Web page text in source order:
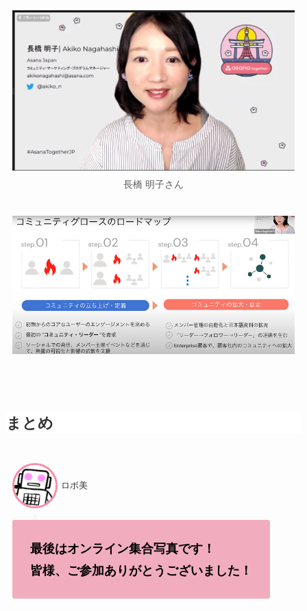
長橋 明子さん
まとめ
ロボ美
最後はオンライン集合写真です！
皆様、ご参加ありがとうございました！